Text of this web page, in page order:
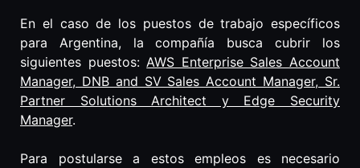
En el caso de los puestos de trabajo específicos
para Argentina, la compañía busca cubrir los
siguientes puestos:AWS Enterprise Sales Account
Manager, DNB and SV Sales Account Manager, Sr.
Partner Solutions Architect y Edge Security
Manager.
Para postularse a estos empleos es necesario